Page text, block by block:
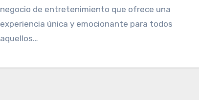
negocio de entretenimiento que ofrece una
experiencia única y emocionante para todos
aquellos…